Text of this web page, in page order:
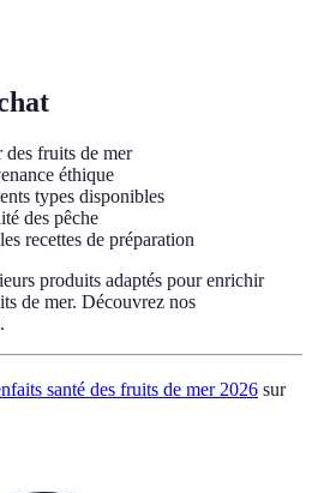
fruits de mer
éthique
types disponibles
des pêche
recettes de préparation
produits adaptés pour enrichir
de mer. Découvrez nos
santé des fruits de mer 2026 sur